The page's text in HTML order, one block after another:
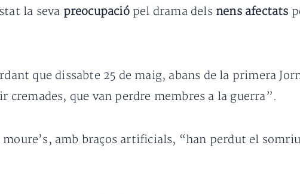
la seva preocupació pel drama dels nens afectats
que dissabte 25 de maig, abans de la primera
que van perdre membres a la guerra”.
amb braços artificials, “han perdut el